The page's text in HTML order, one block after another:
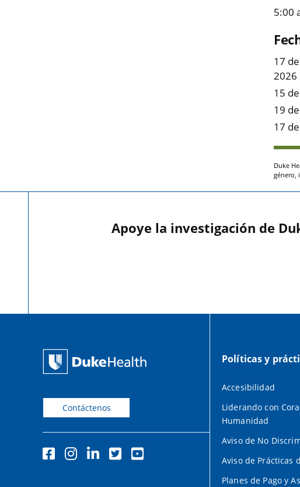
5:00
17
2026
15
19
17
Duke
género,
Apoye la investigación de
Contáctenos
Políticas y
Accesibilidad
Liderando con
Humanidad
Aviso de No
Aviso de Prácticas
Planes de Pago y